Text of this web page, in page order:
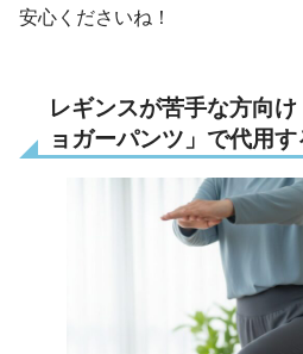
安心くださいね！
レギンスが苦手な方向
ョガーパンツ」で代用す